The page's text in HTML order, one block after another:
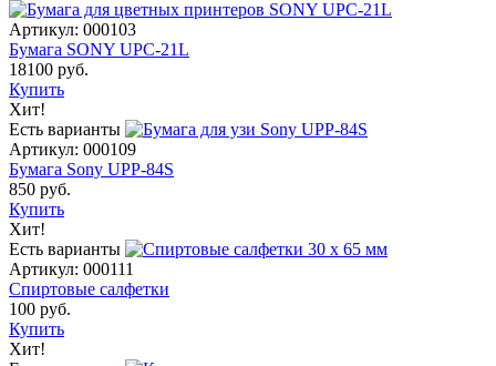
Артикул: 000103
Бумага SONY UPC-21L
18100 руб.
Купить
Хит!
Есть варианты
Артикул: 000109
Бумага Sony UPP-84S
850 руб.
Купить
Хит!
Есть варианты
Артикул: 000111
Спиртовые салфетки
100 руб.
Купить
Хит!